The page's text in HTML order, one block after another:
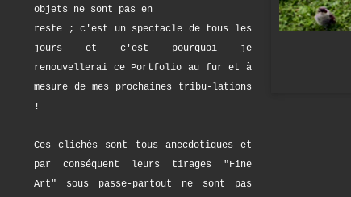
objets ne sont pas en
reste ; c'est un spectacle de tous les
jours et c'est pourquoi je
renouvellerai ce Portfolio au fur et à
mesure de mes prochaines tribu-lations
!
Ces clichés sont tous anecdotiques et
par conséquent leurs tirages "Fine
Art" sous passe-partout ne sont pas